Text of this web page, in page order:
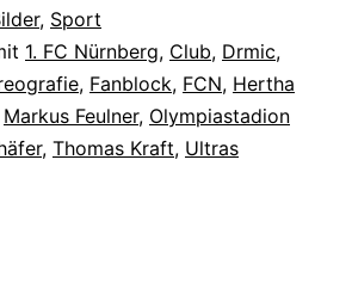
, Sport
1. FC Nürnberg, Club, Drmic,
, Fanblock, FCN, Hertha
Markus Feulner, Olympiastadion
, Thomas Kraft, Ultras